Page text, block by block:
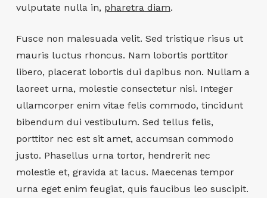
vulputate nulla in, pharetra diam.
Fusce non malesuada velit. Sed tristique risus ut
mauris luctus rhoncus. Nam lobortis porttitor
libero, placerat lobortis dui dapibus non. Nullam a
laoreet urna, molestie consectetur nisi. Integer
ullamcorper enim vitae felis commodo, tincidunt
bibendum dui vestibulum. Sed tellus felis,
porttitor nec est sit amet, accumsan commodo
justo. Phasellus urna tortor, hendrerit nec
molestie et, gravida at lacus. Maecenas tempor
urna eget enim feugiat, quis faucibus leo suscipit.